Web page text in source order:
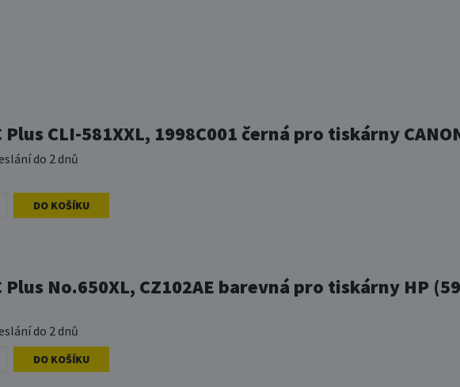
Plus CLI-581XXL, 1998C001 černá pro tiskárny
do 2 dnů
DO KOŠÍKU
Plus No.650XL, CZ102AE barevná pro tiskárny HP
do 2 dnů
DO KOŠÍKU